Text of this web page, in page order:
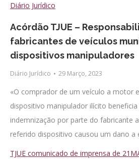
Diário Jurídico
Acórdão TJUE –
fabricantes de veículos
dispositivos manipuladores
Diário Jurídico 29 Março, 2023
«O comprador de um veículo a motor
dispositivo manipulador ilícito
indemnização por parte do fabricante
referido dispositivo causou um dano a
TJUE comunicado de imprensa de